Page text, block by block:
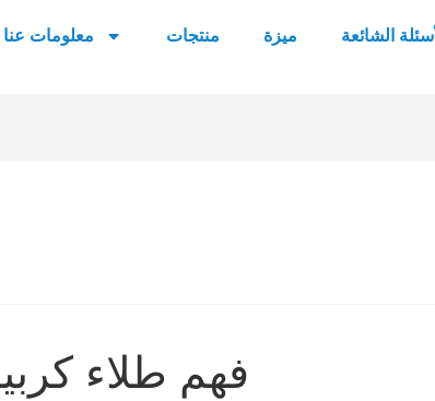
معلومات عنا منتجات ميزة الشائعة
فهم طلاء